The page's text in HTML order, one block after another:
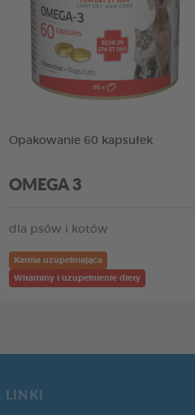
Opakowanie 60 kapsułek
OMEGA 3
dla psów i kotów
Karma uzupełniająca
Witaminy i uzupełnienie diety
LINKI